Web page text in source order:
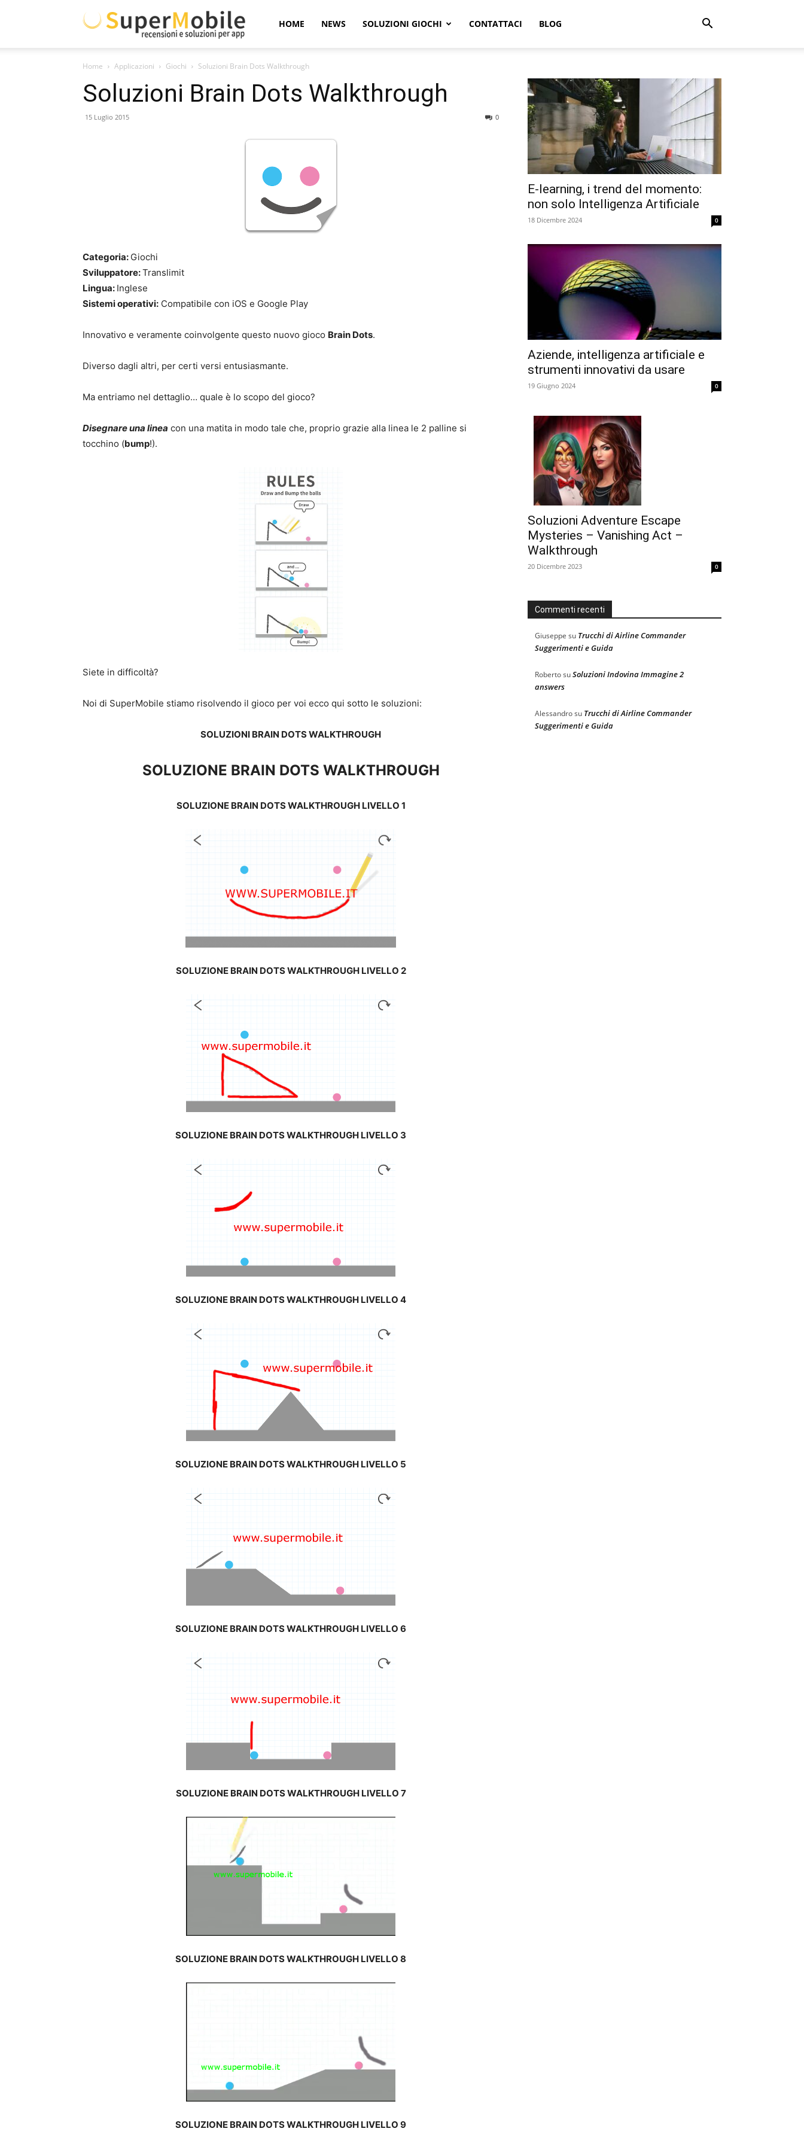
Super
Mobile
HOME NEWS SOLUZIONI GIOCHI CONTATTACI BLOG
Home Applicazioni Giochi Soluzioni Brain Dots Walkthrough
Soluzioni Brain Dots Walkthrough
15 Luglio 2015 0
Categoria: Giochi
Sviluppatore:Translimit
Lingua: Inglese
Sistemi operativi: Compatibile con iOS e Google Play
Innovativo e veramente coinvolgente questo nuovo gioco Brain Dots.
Diverso dagli altri, per certi versi entusiasmante.
Ma entriamo nel dettaglio… quale è lo scopo del gioco?
Disegnare una linea con una matita in modo tale che, proprio grazie alla linea le 2 palline si
tocchino (bump!).
Siete in difficoltà?
Noi di SuperMobile stiamo risolvendo il gioco per voi ecco qui sotto le soluzioni:
SOLUZIONI BRAIN DOTS WALKTHROUGH
SOLUZIONE BRAIN DOTS WALKTHROUGH
SOLUZIONE BRAIN DOTS WALKTHROUGH LIVELLO 1
SOLUZIONE BRAIN DOTS WALKTHROUGH LIVELLO 2
SOLUZIONE BRAIN DOTS WALKTHROUGH LIVELLO 3
SOLUZIONE BRAIN DOTS WALKTHROUGH LIVELLO 4
SOLUZIONE BRAIN DOTS WALKTHROUGH LIVELLO 5
SOLUZIONE BRAIN DOTS WALKTHROUGH LIVELLO 6
SOLUZIONE BRAIN DOTS WALKTHROUGH LIVELLO 7
SOLUZIONE BRAIN DOTS WALKTHROUGH LIVELLO 8
SOLUZIONE BRAIN DOTS WALKTHROUGH LIVELLO 9
E-learning, i trend del momento:
non solo Intelligenza Artificiale
18 Dicembre 2024 0
Aziende, intelligenza artificiale e
strumenti innovativi da usare
19 Giugno 2024 0
Soluzioni Adventure Escape
Mysteries – Vanishing Act –
Walkthrough
20 Dicembre 2023 0
Commenti recenti
Giuseppe su Trucchi di Airline Commander
Suggerimenti e Guida
RobertosuSoluzioni Indovina Immagine 2
answers
Alessandrosu Trucchi di Airline Commander
Suggerimenti e Guida